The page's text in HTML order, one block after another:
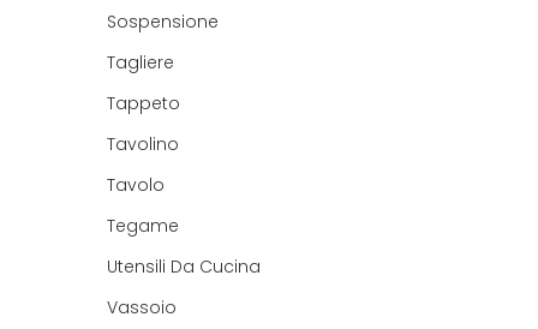
Sospensione
Tagliere
Tappeto
Tavolino
Tavolo
Tegame
Utensili Da Cucina
Vassoio